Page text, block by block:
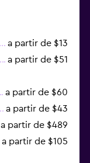
a partir de $13
a partir de $51
a partir de $60
a partir de $43
a partir de $489
a partir de $105